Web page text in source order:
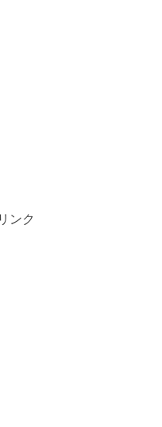
ンク